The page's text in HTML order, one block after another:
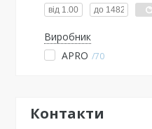
Виробник
APRO 70
Контакти